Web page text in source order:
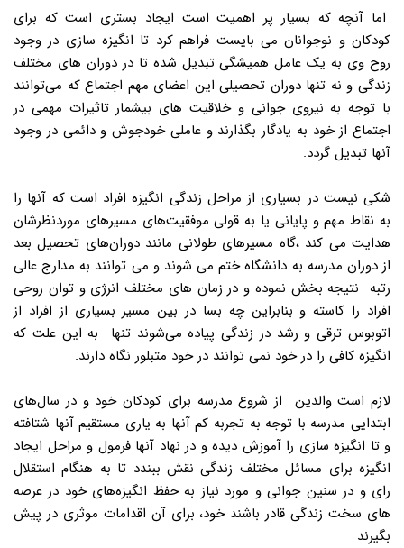
اما آنچه که بسیار پر اهمیت است ایجاد بستری است که برای
کودکان و نوجوانان می بایست فراهم کرد تا انگیزه سازی در وجود
روح وی به یک عامل همیشگی تبدیل شده تا در دوران های مختلف
زندگی و نه تنها دوران تحصیلی این اعضای مهم اجتماع که می‌توانند
با توجه به نیروی جوانی و خلاقیت های بیشمار تاثیرات مهمی در
اجتماع از خود به یادگار بگذارند و عاملی خودجوش و دائمی در وجود
آنها تبدیل گردد.
شکی نیست در بسیاری از مراحل زندگی انگیزه افراد است که آنها را
به نقاط مهم و پایانی یا به قولی موفقیت‌های مسیرهای موردنظرشان
هدایت می کند ،گاه مسیرهای طولانی مانند دوران‌های تحصیل بعد
از دوران مدرسه به دانشگاه ختم می شوند و می توانند به مدارج عالی
رتبه نتیجه‌ بخش نموده و در زمان های مختلف انرژی و توان روحی
افراد را کاسته و بنابراین چه بسا در بین مسیر بسیاری از افراد از
اتوبوس ترقی و رشد در زندگی پیاده می‌شوند تنها به این علت که
انگیزه کافی را در خود نمی توانند در خود متبلور نگاه دارند.
لازم است والدین از شروع مدرسه برای کودکان خود و در سال‌های
ابتدایی مدرسه با توجه به تجربه کم آنها به یاری مستقیم آنها شتافته
و تا انگیزه سازی را آموزش دیده و در نهاد آنها فرمول و مراحل ایجاد
انگیزه برای مسائل مختلف زندگی نقش ببندد تا به هنگام استقلال
رای و در سنین جوانی و مورد نیاز به حفظ انگیزه‌های خود در عرصه
های سخت زندگی قادر باشند خود، برای آن اقدامات موثری در پیش
بگیرند